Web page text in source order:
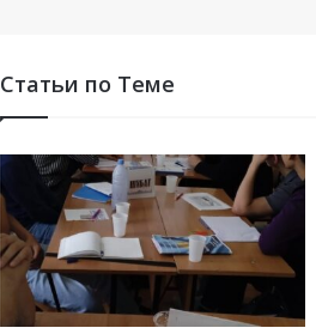
Статьи по Теме